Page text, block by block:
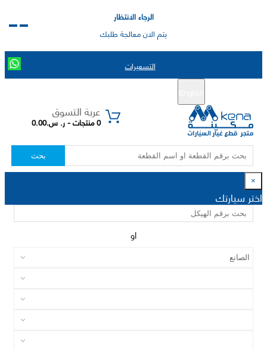
الرجاء الانتظار
يتم الان معالجة طلبك
التسعيرات
عربة التسوق
0 منتجات - ر. س.0.00
بحث
×
اختر سيارتك
او